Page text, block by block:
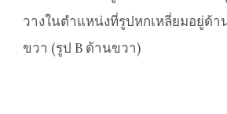
วางในตำแหน่งที่รูปหกเหลี่ยมอยู่ด้า
ขวา (รูป B ด้านขวา)